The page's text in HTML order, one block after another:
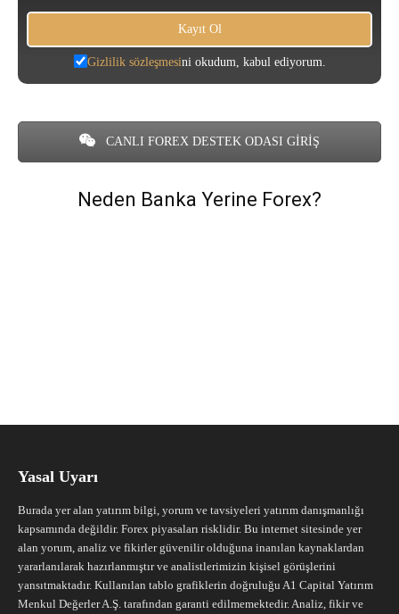
Gizlilik sözleşmesini okudum, kabul ediyorum.
CANLI FOREX DESTEK ODASI GİRİŞ
Neden Banka Yerine Forex?
Yasal Uyarı
Burada yer alan yatırım bilgi, yorum ve tavsiyeleri yatırım danışmanlığı
kapsamında değildir. Forex piyasaları risklidir. Bu internet sitesinde yer
alan yorum, analiz ve fikirler güvenilir olduğuna inanılan kaynaklardan
yararlanılarak hazırlanmıştır ve analistlerimizin kişisel görüşlerini
yansıtmaktadır. Kullanılan tablo grafiklerin doğruluğu A1 Capital Yatırım
Menkul Değerler A.Ş. tarafından garanti edilmemektedir. Analiz, fikir ve